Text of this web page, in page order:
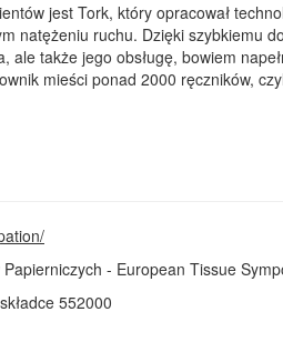
jest Tork, który opracował
natężeniu ruchu. Dzięki szybkiemu
także jego obsługę, bowiem
mieści ponad 2000 ręczników,
- European Tissue
552000